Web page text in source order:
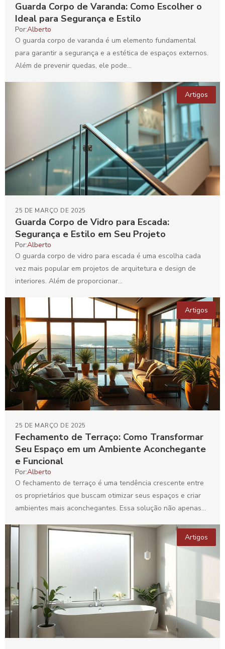
Guarda Corpo de Varanda: Como Escolher o
Ideal para Segurança e Estilo
Por:Alberto
O guarda corpo de varanda é um elemento fundamental
para garantir a segurança e a estética de espaços externos.
Além de prevenir quedas, ele pode...
Artigos
Guarda Corpo de Vidro para Escada:
Segurança e Estilo em Seu Projeto
25 DE MARÇO DE 2025
Por:Alberto
O guarda corpo de vidro para escada é uma escolha cada
vez mais popular em projetos de arquitetura e design de
interiores. Além de proporcionar...
Artigos
Fechamento de Terraço: Como Transformar
Seu Espaço em um Ambiente Aconchegante
e Funcional
25 DE MARÇO DE 2025
Por:Alberto
O fechamento de terraço é uma tendência crescente entre
os proprietários que buscam otimizar seus espaços e criar
ambientes mais aconchegantes. Essa solução não apenas...
Artigos